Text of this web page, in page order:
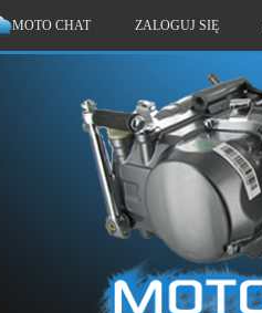
MOTO CHAT ZALOGUJ SIĘ